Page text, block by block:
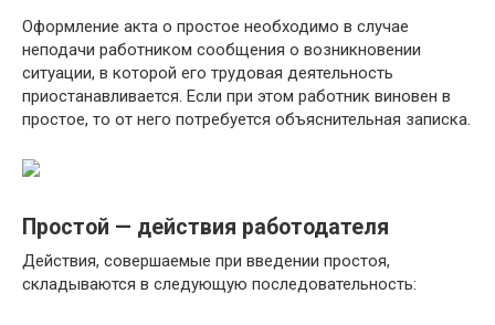
Оформление акта о простое необходимо в случае
неподачи работником сообщения о возникновении
ситуации, в которой его трудовая деятельность
приостанавливается. Если при этом работник виновен в
простое, то от него потребуется объяснительная записка.
Простой — действия работодателя
Действия, совершаемые при введении простоя,
складываются в следующую последовательность: